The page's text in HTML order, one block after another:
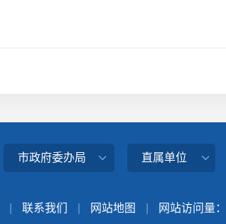
市政府委办局 直属单位
联系我们 网站地图 网站访问量：